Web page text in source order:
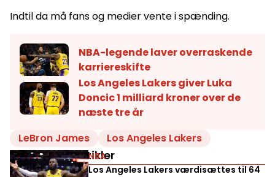
Indtil da må fans og medier vente i spænding.
NBA-legende laver overraskende
karriereskifte
Los Angeles Lakers giver Luka
Doncic 1 milliard kroner over de
næste tre år
LeBron James
Los Angeles Lakers
Relaterede artikler
NBA
Los Angeles Lakers værdisættes til 64